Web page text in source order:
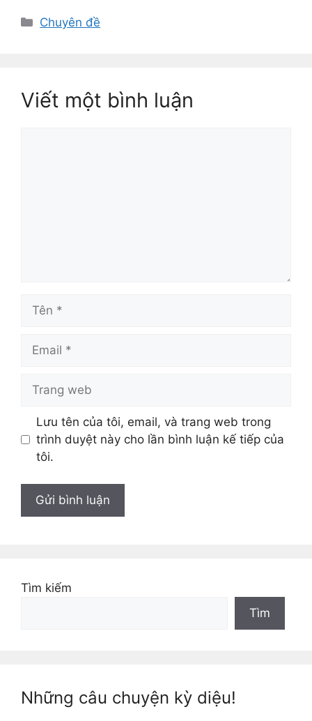
Danh
Chuyên đề
Viết một bình luận
Tên
Email
Trang
Lưu tên của tôi, email, và trang web trong
trình duyệt này cho lần bình luận kế tiếp của
tôi.
Tìm kiếm
Tìm
Những câu chuyện kỳ diệu!